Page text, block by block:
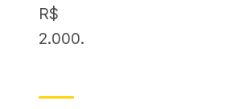
R$
2.000.